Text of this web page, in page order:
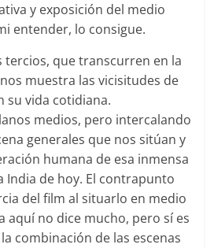
y exposición del medio
entender, lo consigue.
tercios, que transcurren en la
muestra las vicisitudes de
su vida cotidiana.
medios, pero intercalando
generales que nos sitúan y
humana de esa inmensa
India de hoy. El contrapunto
del film al situarlo en medio
aquí no dice mucho, pero sí es
combinación de las escenas